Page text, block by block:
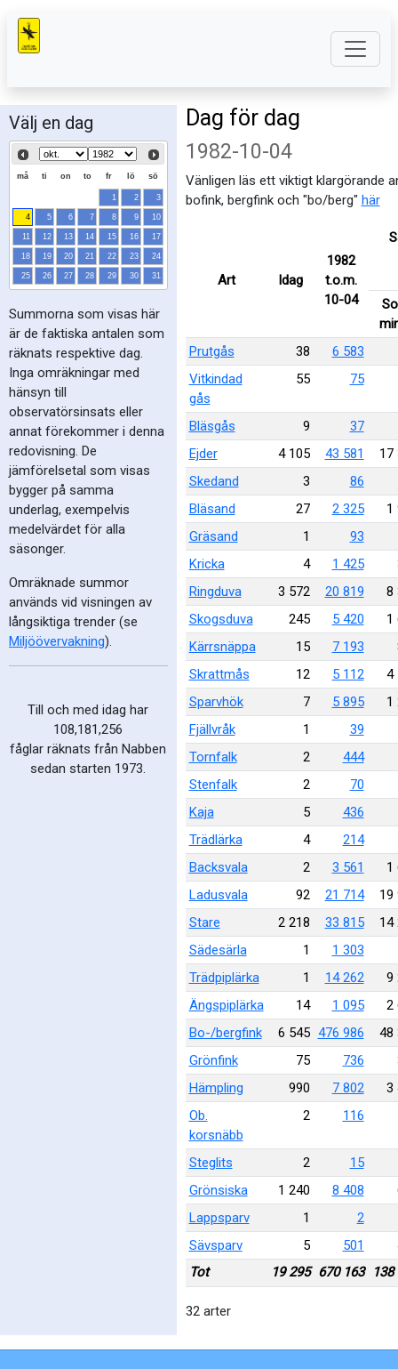
Välj en dag
må ti on to fr lö sö
1 2
3
4
5 6 7 8 9
10
11
12 13 14 15 16
17
18
19 20 21 22 23
24
25
26 27 28 29 30 31
Summorna som visas här
är de faktiska antalen som
räknats respektive dag.
Inga omräkningar med
hänsyn till
observatörsinsats eller
annat förekommer i denna
redovisning. De
jämförelsetal som visas
bygger på samma
underlag, exempelvis
medelvärdet för alla
säsonger.
Omräknade summor
används vid visningen av
långsiktiga trender (se
Miljöövervakning).
Till och med idag har
108,181,256
fåglar räknats från Nabben
sedan starten 1973.
Dag för dag
1982-10-04
Vänligen läs ett viktigt klargörande
bofink, bergfink och "bo/berg" här
Art Idag
1982
t.o.m.
10-04
Prutgås
38 6 583
Vitkindad
gås
55 75
Bläsgås 9
37
Ejder
4 105 43 581
17
Skedand
3
86
Bläsand
27 2 325
1
Gräsand
1
93
Kricka
4 1 425
Ringduva
3 572 20 819
8
Skogsduva
245 5 420
1
Kärrsnäppa
15 7 193
Skrattmås
12 5 112
4
Sparvhök
7 5 895
1
Fjällvråk
1
39
Tornfalk
2 444
Stenfalk
2
70
Kaja
5
436
Trädlärka
4
214
Backsvala
2 3 561
1
Ladusvala
92 21 714
19
Stare
2 218 33 815
14
Sädesärla
1 1 303
Trädpiplärka
1 14 262
9
Ängspiplärka
14 1 095
2
Bo-/bergfink
6 545 476 986
48
Grönfink
75 736
Hämpling
990 7 802
3
Ob.
korsnäbb
2 116
Steglits 2
15
Grönsiska
1 240 8 408
Lappsparv
1
2
Sävsparv
5 501
Tot
19 295 670 163 138
32 arter